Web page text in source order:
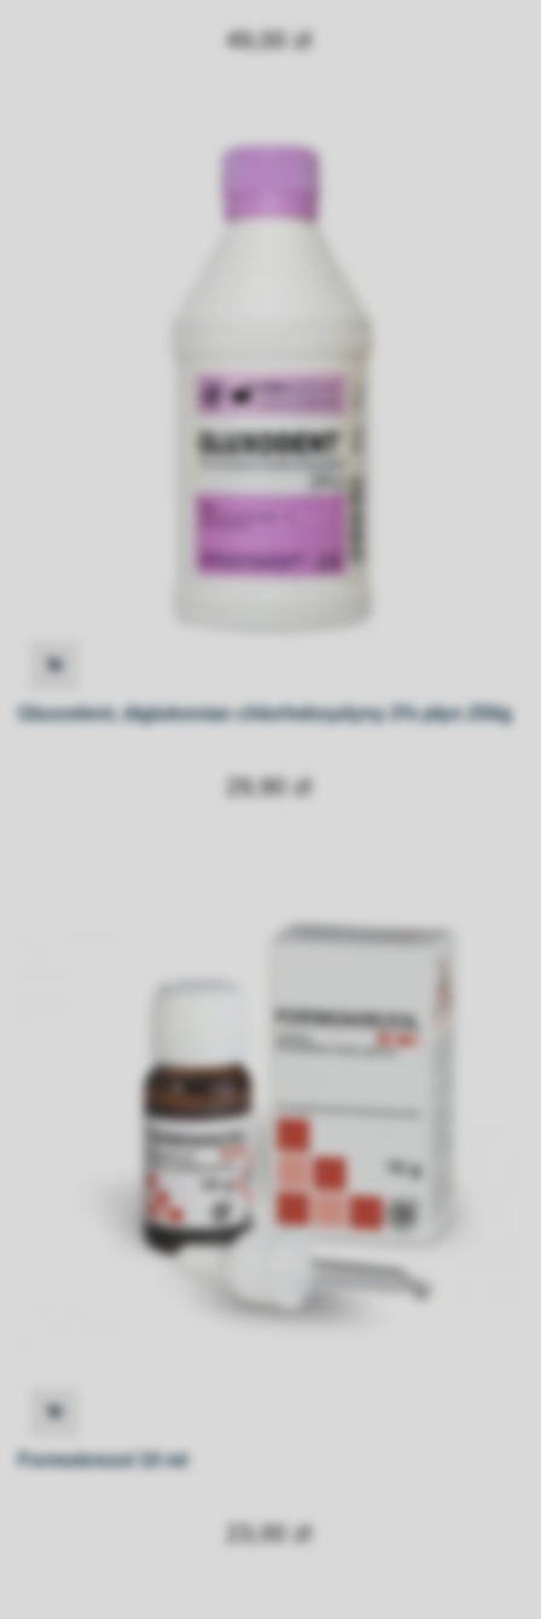
49,00 zł
Gluxodent, diglukonian chlorheksydyny 2% płyn 250g
29,90 zł
Formokrezol 10 ml
23,00 zł